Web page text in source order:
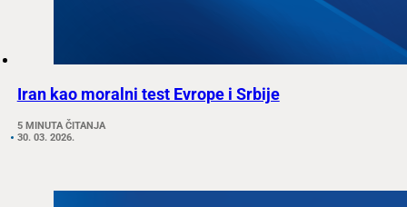
Iran kao moralni test Evrope i Srbije
5 MINUTA ČITANJA
30. 03. 2026.